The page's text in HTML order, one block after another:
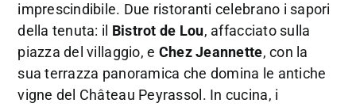
imprescindibile. Due ristoranti celebrano i sapori
della tenuta: il Bistrot de Lou, affacciato sulla
piazza del villaggio, e Chez Jeannette, con la
sua terrazza panoramica che domina le antiche
vigne del Château Peyrassol. In cucina, i